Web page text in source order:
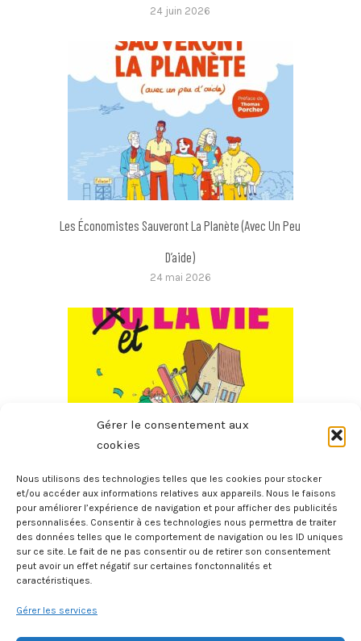
Gérer le consentement aux
cookies
Nous utilisons des technologies telles que les cookies pour stocker
et/ou accéder aux informations relatives aux appareils. Nous le faisons
pour améliorer l’expérience de navigation et pour afficher des publicités
personnalisées. Consentir à ces technologies nous permettra de traiter
des données telles que le comportement de navigation ou les ID uniques
sur ce site. Le fait de ne pas consentir ou de retirer son consentement
peut avoir un effet négatif sur certaines fonctonnalités et
caractéristiques.
Gérer les services
24 juin 2026
Les Économistes Sauveront La Planète (avec Un Peu
D’aide)
24 mai 2026
La Bourse Et La Vie – Petit Manuel D’économie Concrète A
L’usage Des Gens Qui N’y Comprennent Rien
12 avril 2026